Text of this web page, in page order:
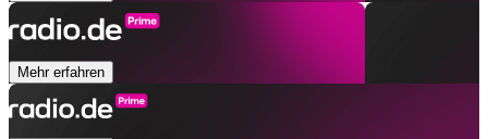
Mehr erfahren